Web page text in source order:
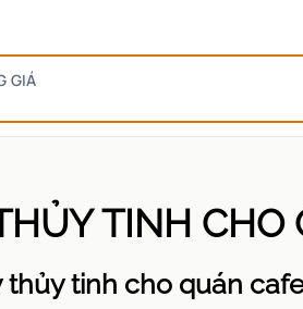
GIÁ
TINH
tinh cho quán